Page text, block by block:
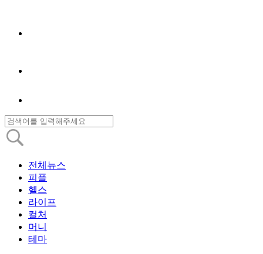
전체뉴스
피플
헬스
라이프
컬처
머니
테마